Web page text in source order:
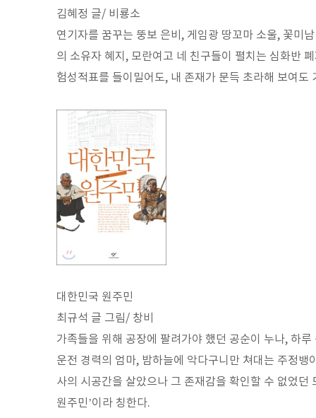
김혜정 글/ 비룡소
연기자를 꿈꾸는 뚱보 은비, 게임광 땅꼬마 소울, 꽃미
의 소유자 혜지, 모란여고 네 친구들이 펼치는 심화반
험성적표를 들이밀어도, 내 존재가 문득 초라해 보여도
대한민국 원주민
최규석 글 그림/ 창비
가족들을 위해 공장에 팔려가야 했던 공순이 누나, 하
운전 경력의 엄마, 밤하늘에 악다구니만 쳐대는 주정
사의 시공간을 살았으나 그 존재감을 확인할 수 없었
원주민’이라 칭한다.